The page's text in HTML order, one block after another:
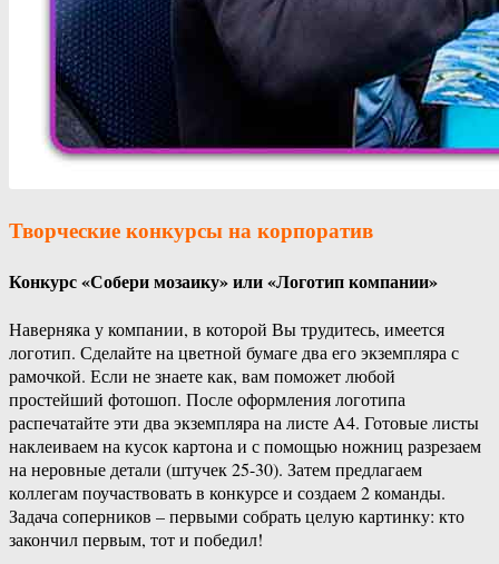
Творческие конкурсына корпоратив
Конкурс «Собери мозаику» или «Логотип компании»
Наверняка у компании, в которой Вы трудитесь, имеется
логотип. Сделайте на цветной бумаге два его экземпляра с
рамочкой. Если не знаете как, вам поможет любой
простейший фотошоп. После оформления логотипа
распечатайте эти два экземпляра на листе A4. Готовые листы
наклеиваем на кусок картона и с помощью ножниц разрезаем
на неровные детали (штучек 25-30). Затем предлагаем
коллегам поучаствовать в конкурсе и создаем 2 команды.
Задача соперников – первыми собрать целую картинку: кто
закончил первым, тот и победил!